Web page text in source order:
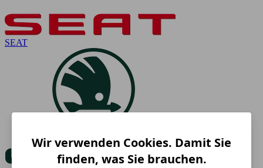
SEAT
Wir verwenden Cookies. Damit Sie
finden, was Sie brauchen.